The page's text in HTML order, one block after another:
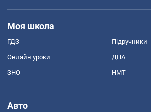
Моя школа
ГДЗ Підручники
Онлайн уроки ДПА
ЗНО НМТ
Авто